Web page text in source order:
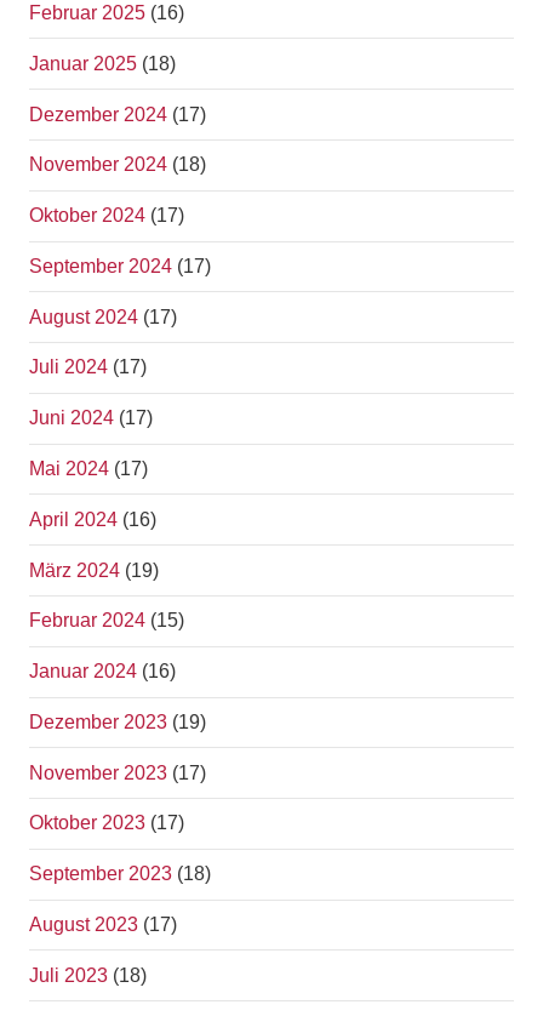
Februar 2025 (16)
Januar 2025 (18)
Dezember 2024 (17)
November 2024 (18)
Oktober 2024 (17)
September 2024 (17)
August 2024 (17)
Juli 2024 (17)
Juni 2024 (17)
Mai 2024 (17)
April 2024 (16)
März 2024 (19)
Februar 2024 (15)
Januar 2024 (16)
Dezember 2023 (19)
November 2023 (17)
Oktober 2023 (17)
September 2023 (18)
August 2023 (17)
Juli 2023 (18)